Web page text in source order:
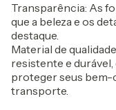
Transparência: As
que a beleza e os
destaque.
Material de
resistente e
proteger seus bem-
transporte.